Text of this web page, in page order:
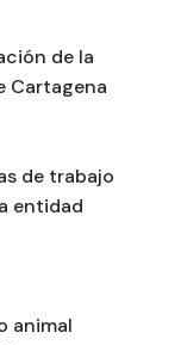
de la
Cartagena
de trabajo
entidad
animal